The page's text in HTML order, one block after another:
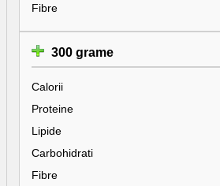
Fibre
300 grame
Calorii
Proteine
Lipide
Carbohidrati
Fibre